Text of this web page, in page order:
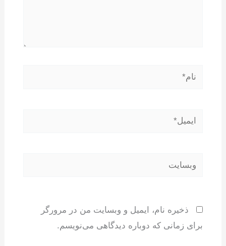
نام*
ایمیل*
وبسایت
ذخیره نام، ایمیل و وبسایت من در مرورگر
برای زمانی که دوباره دیدگاهی می‌نویسم.